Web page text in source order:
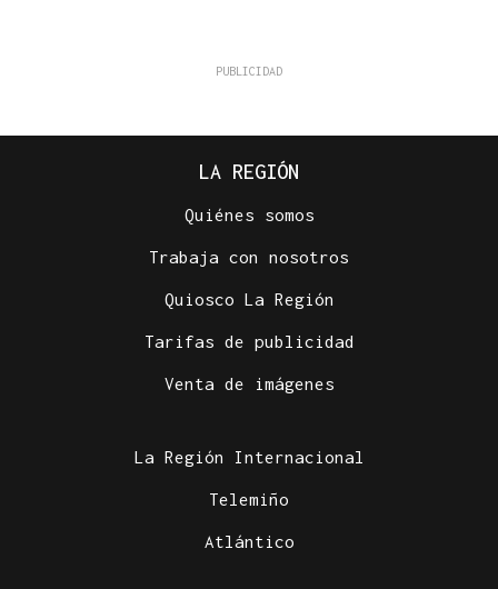
LA REGIÓN
Quiénes somos
Trabaja con nosotros
Quiosco La Región
Tarifas de publicidad
Venta de imágenes
La Región Internacional
Telemiño
Atlántico